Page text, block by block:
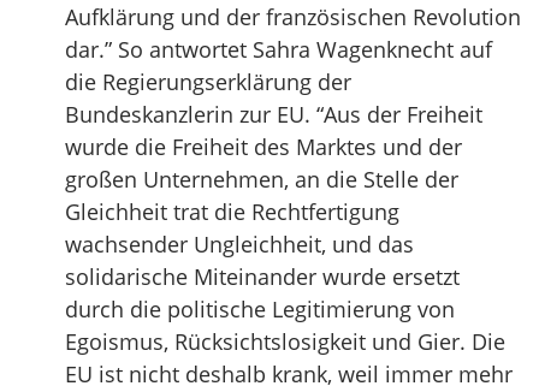
Aufklärung und der französischen Revolution
dar.” So antwortet Sahra Wagenknecht auf
die Regierungserklärung der
Bundeskanzlerin zur EU. “Aus der Freiheit
wurde die Freiheit des Marktes und der
großen Unternehmen, an die Stelle der
Gleichheit trat die Rechtfertigung
wachsender Ungleichheit, und das
solidarische Miteinander wurde ersetzt
durch die politische Legitimierung von
Egoismus, Rücksichtslosigkeit und Gier. Die
EU ist nicht deshalb krank, weil immer mehr